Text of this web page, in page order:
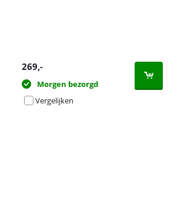
269,-
Morgen bezorgd
Vergelijken